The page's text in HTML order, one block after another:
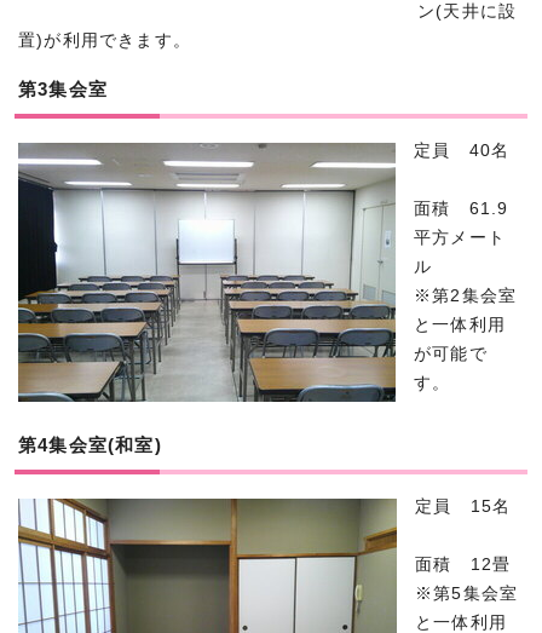
ン(天井に設
置)が利用できます。
第3集会室
定員 40名
面積 61.9
平方メート
ル
※第2集会室
と一体利用
が可能で
す。
第4集会室(和室)
定員 15名
面積 12畳
※第5集会室
と一体利用